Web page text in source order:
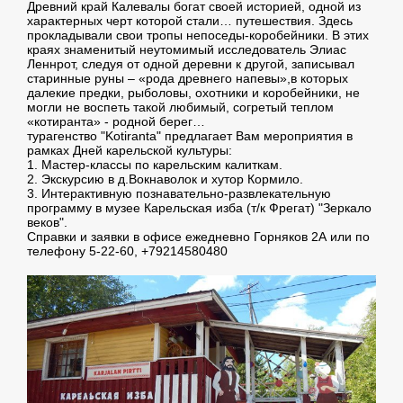
Древний край Калевалы богат своей историей, одной из
характерных черт которой стали… путешествия. Здесь
прокладывали свои тропы непоседы-коробейники. В этих
краях знаменитый неутомимый исследователь Элиас
Леннрот, следуя от одной деревни к другой, записывал
старинные руны – «рода древнего напевы»,в которых
далекие предки, рыболовы, охотники и коробейники, не
могли не воспеть такой любимый, согретый теплом
«котиранта» - родной берег…
турагенство "Kotiranta" предлагает Вам мероприятия в
рамках Дней карельской культуры:
1. Мастер-классы по карельским калиткам.
2. Экскурсию в д.Вокнаволок и хутор Кормило.
3. Интерактивную познавательно-развлекательную
программу в музее Карельская изба (т/к Фрегат) "Зеркало
веков".
Справки и заявки в офисе ежедневно Горняков 2А или по
телефону 5-22-60, +79214580480